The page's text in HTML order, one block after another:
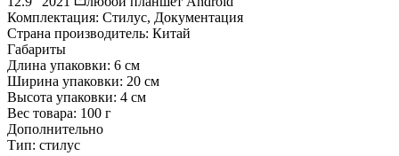
Комплектация: Стилус, Документация
Страна производитель: Китай
Габариты
Длина упаковки: 6 см
Ширина упаковки: 20 см
Высота упаковки: 4 см
Вес товара: 100 г
Дополнительно
Тип: стилус